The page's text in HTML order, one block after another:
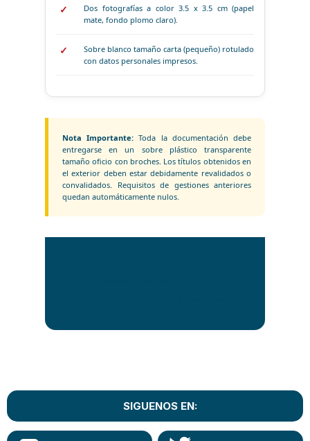
Dos fotografías a color 3.5 x 3.5 cm (papel
mate, fondo plomo claro).
Sobre blanco tamaño carta (pequeño) rotulado
con datos personales impresos.
Nota Importante: Toda la documentación debe
entregarse en un sobre plástico transparente
tamaño oficio con broches. Los títulos obtenidos en
el exterior deben estar debidamente revalidados o
convalidados. Requisitos de gestiones anteriores
quedan automáticamente nulos.
SIGUENOS EN: